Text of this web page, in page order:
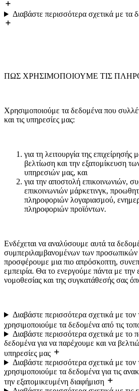
Διαβάστε περισσότερα σχετικά με τα
ΠΩΣ ΧΡΗΣΙΜΟΠΟΙΟΥΜΕ ΤΙΣ
Χρησιμοποιούμε τα δεδομένα που
και τις υπηρεσίες μας:
για τη λειτουργία της επιχείρησής
βελτίωση και την εξατομίκευση
υπηρεσιών μας, και
για την αποστολή επικοινωνιών,
επικοινωνιών μάρκετινγκ,
πληροφοριών λογαριασμού,
πληροφοριών προϊόντων.
Ενδέχεται να αναλύσουμε αυτά τα
συμπεριλαμβανομένων των προσωπικών
προσφέρουμε μια πιο απρόσκοπτη,
εμπειρία. Θα το ενεργούμε πάντα με την
νομοθεσίας και της συγκατάθεσής σας
Διαβάστε περισσότερα σχετικά με
χρησιμοποιούμε τα δεδομένα από τις
Διαβάστε περισσότερα σχετικά με το
δεδομένα για να παρέχουμε και να
υπηρεσίες μας
Διαβάστε περισσότερα σχετικά με
χρησιμοποιούμε τα δεδομένα για τις
την εξατομικευμένη διαφήμιση